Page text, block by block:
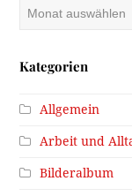
Kategorien
Allgemein
Arbeit und
Bilderalbum